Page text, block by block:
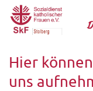
Zum Inhalt springen
Hier
uns